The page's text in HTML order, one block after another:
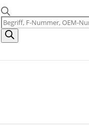
Products
search